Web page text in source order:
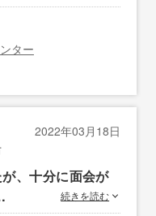
ター
2022年03月18日
、十分に面会が
続きを読む